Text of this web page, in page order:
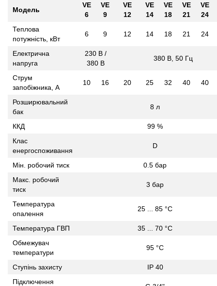
Модель
VE
6
VE
9
VE
12
VE
14
VE
18
VE
21
VE
24
Теплова
потужність, кВт
6 9 12 14 18 21 24
Електрична
напруга
230 В /
380 В
380 В, 50 Гц
Струм
запобіжника, А
10 16 20 25 32 40 40
Розширювальний
бак
8 л
ККД
99 %
Клас
енергоспоживання
D
Мiн. робочий тиск
0.5 бар
Макс. робочий
тиск
3 бар
Температура
опалення
25 ... 85 °C
Температура ГВП
35 ... 70 °C
Обмежувач
температури
95 °C
Ступiнь захисту
IP 40
Підключення